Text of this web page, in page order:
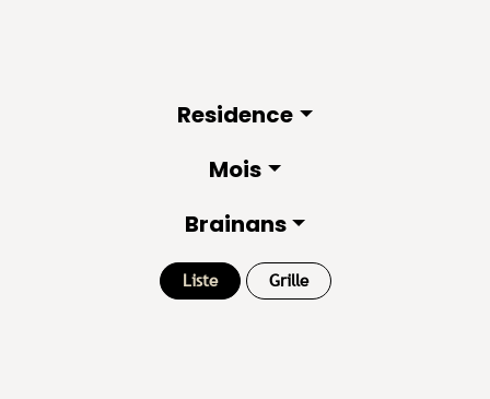
Residence
Mois
Brainans
Liste Grille